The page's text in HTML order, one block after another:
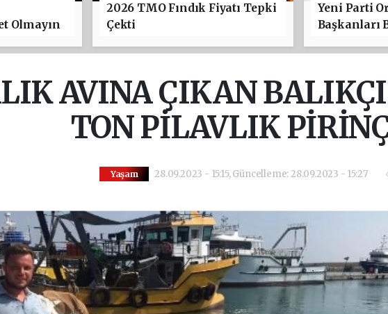
Olmayın
2026 TMO Fındık Fiyatı Tepki
Çekti
Yeni Parti
Başkanları
AVINA ÇIKAN
TON PİLAVLIK
Yaşam 28.09.2023 - 15:15, Güncelleme: 28.09.2023 - 15:27